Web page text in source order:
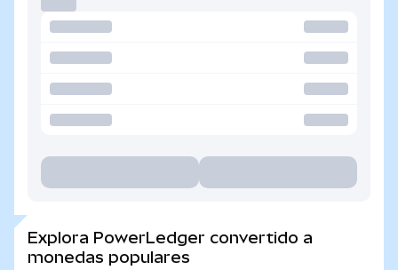
Explora PowerLedger convertido a
monedas populares